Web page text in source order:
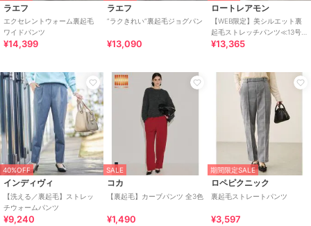
ラエフ
エクセレントウォーム裏起毛
ワイドパンツ
¥14,399
ラエフ
”ラクきれい”裏起毛ジョグパン
¥13,090
ロートレアモン
【WEB限定】美シルエット裏
起毛ストレッチパンツ≪13号
あり/毛玉防止≫
¥13,365
40%OFF
インディヴィ
【洗える／裏起毛】ストレッ
チウォームパンツ
¥9,240
SALE
コカ
【裏起毛】カーブパンツ 全3色
¥1,490
期間限定SALE
ロペピクニック
裏起毛ストレートパンツ
¥3,597